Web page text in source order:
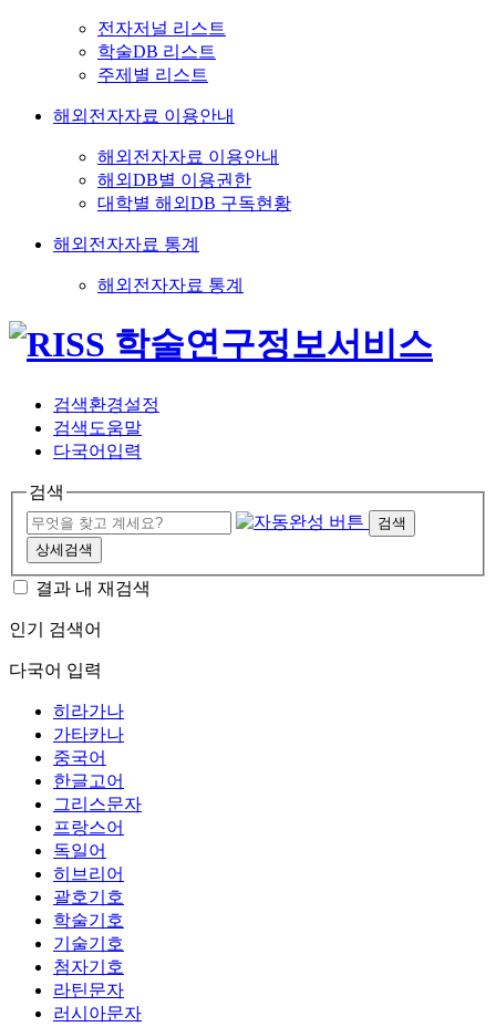
전자저널 리스트
학술DB 리스트
주제별 리스트
해외전자자료 이용안내
해외전자자료 이용안내
해외DB별 이용권한
대학별 해외DB 구독현황
해외전자자료 통계
해외전자자료 통계
검색환경설정
검색도움말
다국어입력
검색
검색
상세검색
결과 내 재검색
인기 검색어
다국어 입력
히라가나
가타카나
중국어
한글고어
그리스문자
프랑스어
독일어
히브리어
괄호기호
학술기호
기술기호
첨자기호
라틴문자
러시아문자